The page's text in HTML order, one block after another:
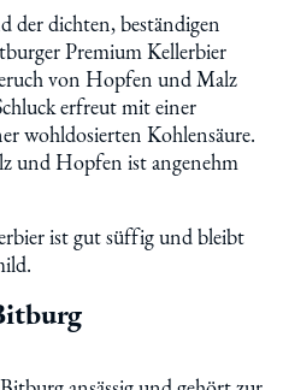
der dichten, beständigen
Premium Kellerbier
von Hopfen und Malz
erfreut mit einer
wohldosierten Kohlensäure.
und Hopfen ist angenehm
ist gut süffig und bleibt